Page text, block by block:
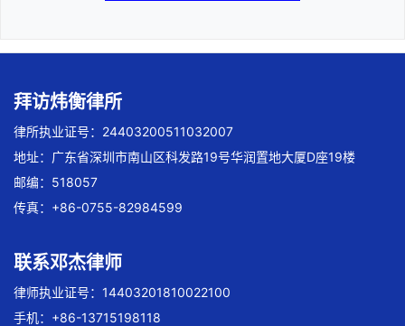
拜访炜衡律所
律所执业证号：24403200511032007
地址：广东省深圳市南山区科发路19号华润置地大厦D座19楼
邮编：518057
传真：+86-0755-82984599
联系邓杰律师
律师执业证号：14403201810022100
手机：+86-13715198118